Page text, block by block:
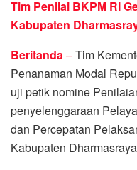
Tim Penilai BKPM RI
Kabupaten
Beritanda–Tim
Penanaman Modal
uji petik nomine
penyelenggaraan
dan Percepatan
Kabupaten